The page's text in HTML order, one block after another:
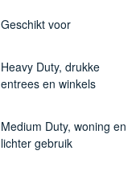
Geschikt voor
Heavy Duty, drukke
entrees en winkels
Medium Duty, woning en
lichter gebruik